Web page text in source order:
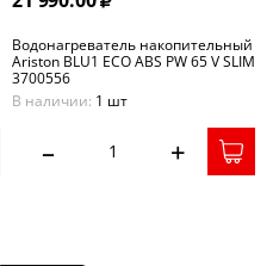
Водонагреватель накопительный
Ariston BLU1 ECO ABS PW 65 V SLIM
3700556
В наличии: 1 шт
– +